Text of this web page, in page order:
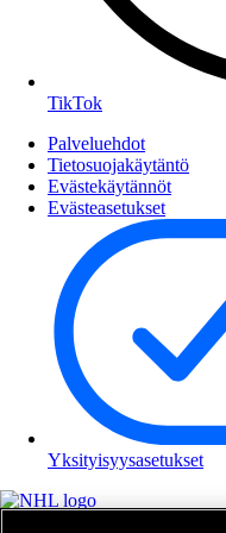
TikTok
Palveluehdot
Tietosuojakäytäntö
Evästekäytännöt
Evästeasetukset
Yksityisyysasetukset